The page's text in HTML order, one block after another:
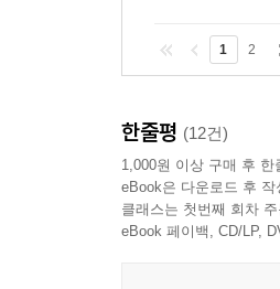
1 2
한줄평 (12건)
1,000원 이상 구매 후 한
eBook은 다운로드 후
클래스는 첫번째 회차
eBook 페이백, CD/LP,